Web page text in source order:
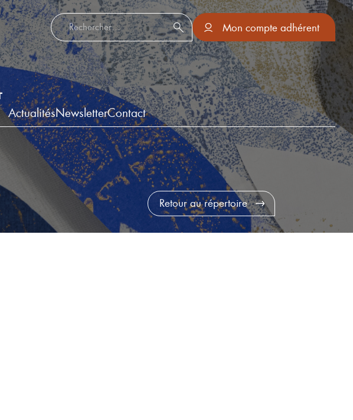
Rechercher :
Mon compte adhérent
ActualitésNewsletterContact
Retour au répertoire